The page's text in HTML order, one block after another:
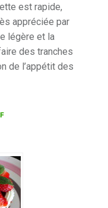
est rapide,
appréciée par
légère et la
des tranches
de l’appétit des